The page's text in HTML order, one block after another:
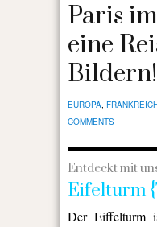
Paris
eine
Bildern!
EUROPA,
COMMENTS
Entdeckt mit
Eifelturm
Der Eiffelturm